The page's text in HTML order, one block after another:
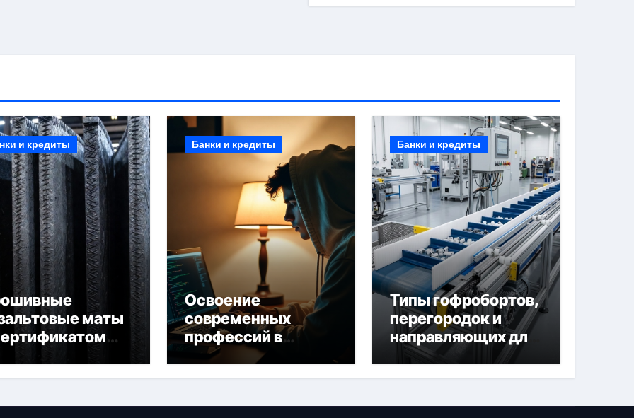
и кредиты
маты
Банки и кредиты
Освоение
современных
профессий в
онлайн-формате
Банки и кредиты
Типы гофробортов,
перегородок и
направляющих для
конвейерных лент